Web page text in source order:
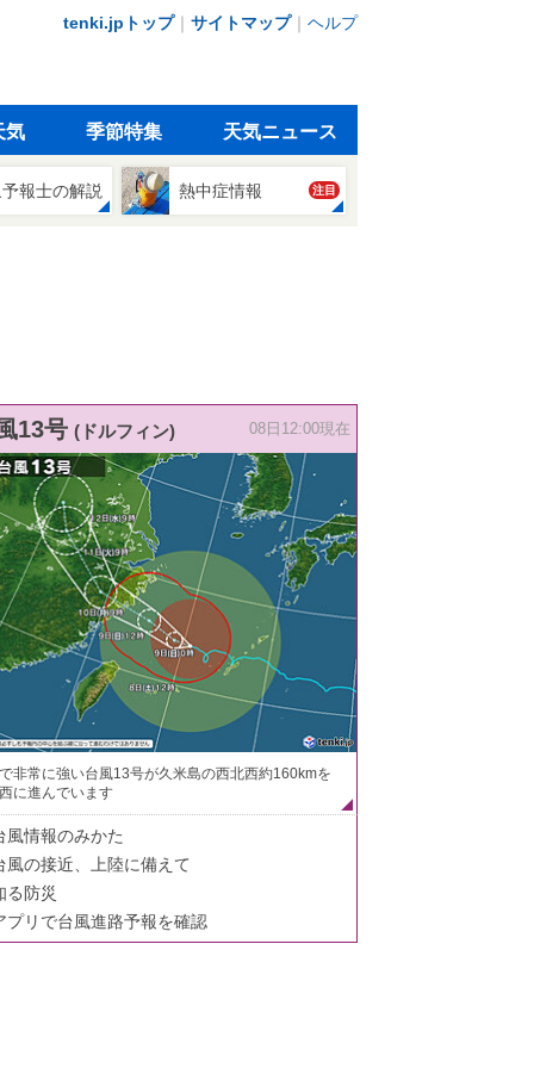
tenki.jpトップ｜ サイトマップ｜ ヘルプ
気 季節特集 天気ニュース
報士の解説 熱中症情報 注目
13号 (ドルフィン) 08日12:00現在
非常に強い台風13号が久米島の西北西約160kmを
に進んでいます
風情報のみかた
風の接近、上陸に備えて
る防災
プリで台風進路予報を確認